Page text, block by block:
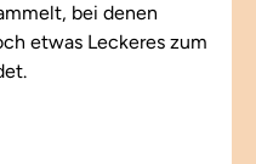
bei denen
etwas Leckeres zum